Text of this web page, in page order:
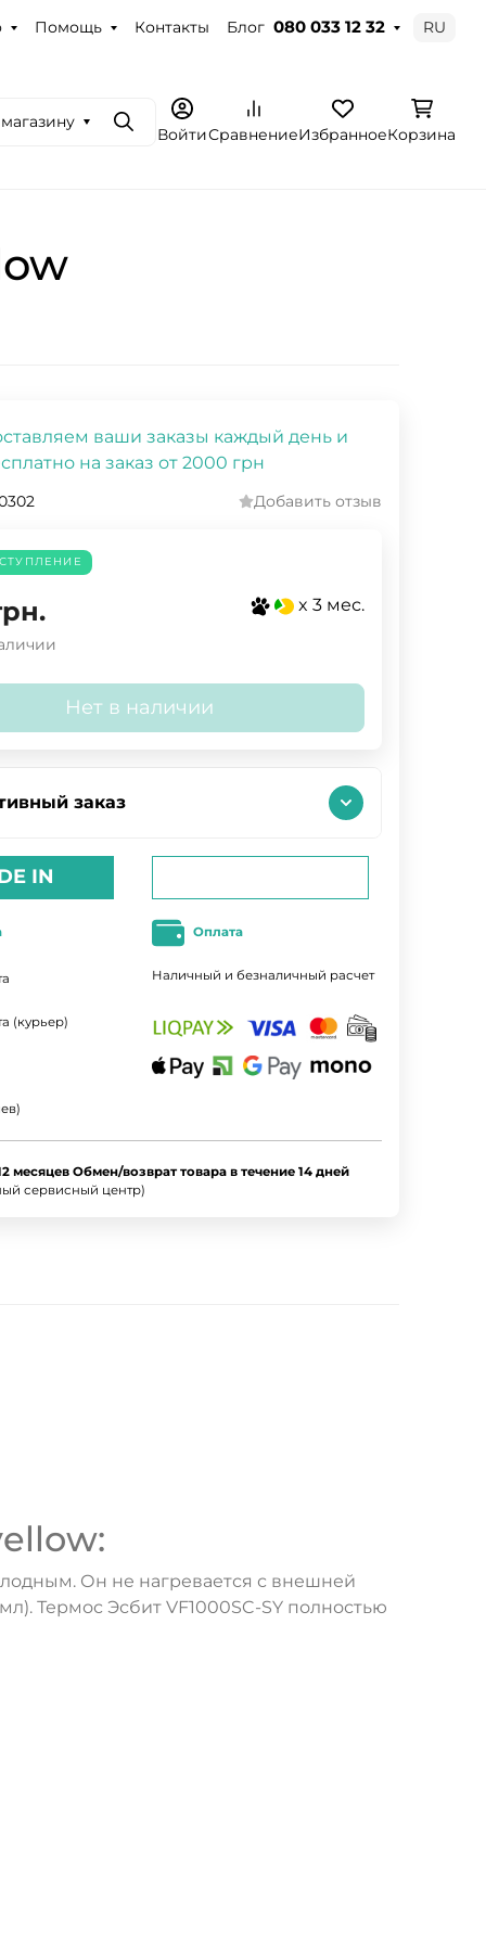
Помощь Контакты Блог 080 033 12 32 RU
ПоискВойтиСравнениеИзбранноеКорзина
ваши заказы каждый день и
на заказ от 2000 грн
Добавить отзыв
x 3 мес.
Нет в наличии
заказ
IN
(курьер)
Оплата
Наличный и безналичный расчет
месяцев Обмен/возврат товара в течение 14 дней
сервисный центр)
Он не нагревается с внешней
Термос Эсбит VF1000SC-SY полностью